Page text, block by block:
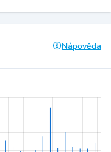
Nápověda